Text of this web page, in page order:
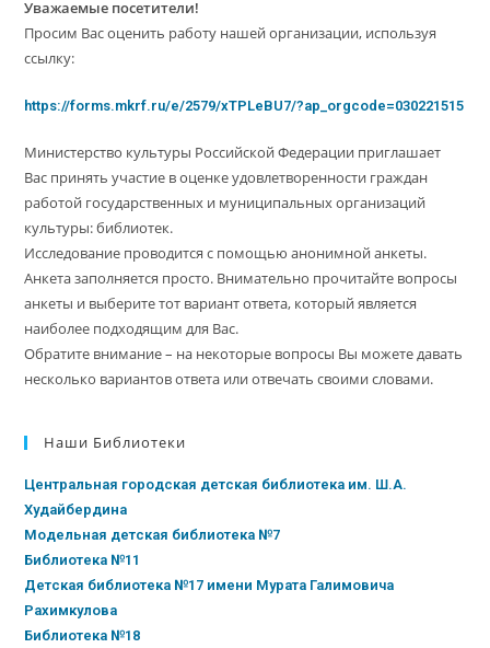
Уважаемые посетители!
Просим Вас оценить работу нашей организации, используя
ссылку:
https://forms.mkrf.ru/e/2579/xTPLeBU7/?ap_orgcode=030221515
Министерство культуры Российской Федерации приглашает
Вас принять участие в оценке удовлетворенности граждан
работой государственных и муниципальных организаций
культуры: библиотек.
Исследование проводится с помощью анонимной анкеты.
Анкета заполняется просто. Внимательно прочитайте вопросы
анкеты и выберите тот вариант ответа, который является
наиболее подходящим для Вас.
Обратите внимание – на некоторые вопросы Вы можете давать
несколько вариантов ответа или отвечать своими словами.
Наши Библиотеки
Центральная городская детская библиотека им. Ш.А.
Худайбердина
Модельная детская библиотека №7
Библиотека №11
Детская библиотека №17 имени Мурата Галимовича
Рахимкулова
Библиотека №18